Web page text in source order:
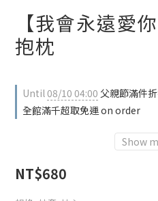
【我會永遠愛
抱枕
Until08/10 04:00 父親節滿件
全館滿千超取免運 on order
Show
NT$680